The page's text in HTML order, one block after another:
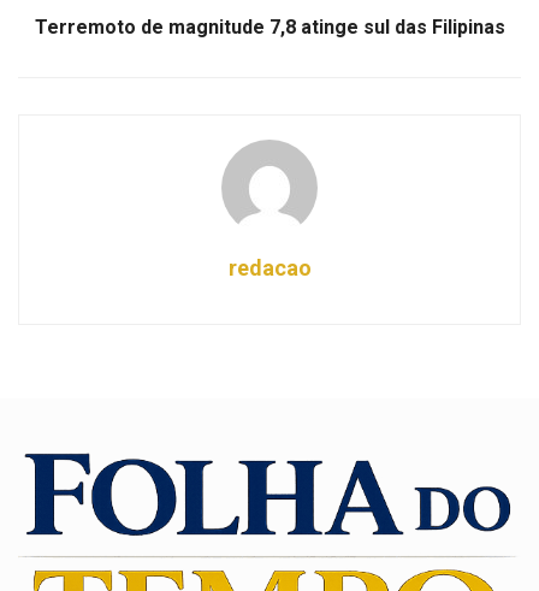
Terremoto de magnitude 7,8 atinge sul das Filipinas
redacao